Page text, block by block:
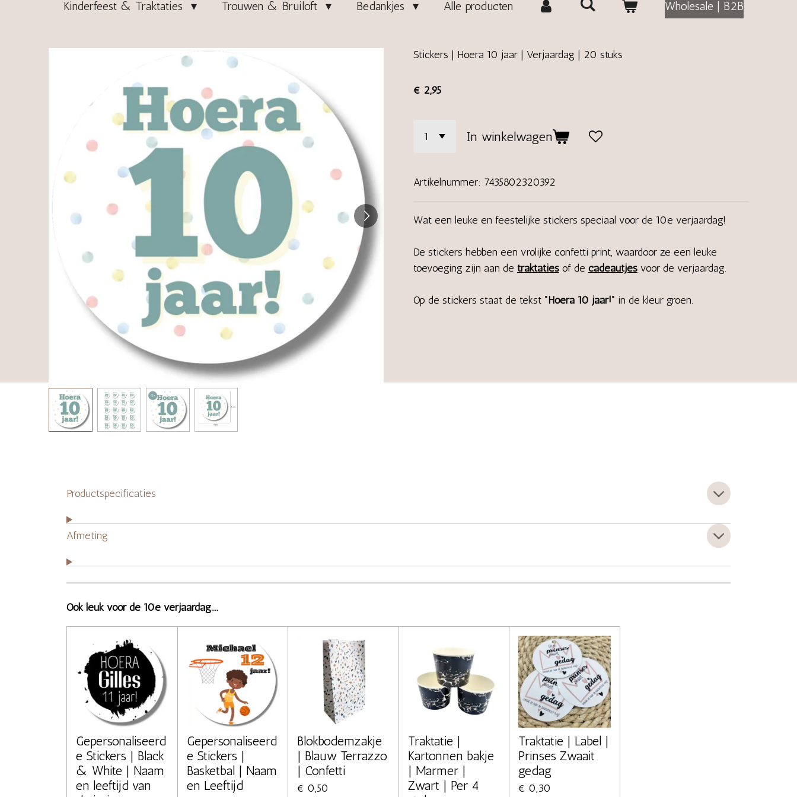
Kinderfeest & Traktaties Trouwen & Bruiloft Bedankjes Alle producten Wholesale | B2B
Stickers | Hoera 10 jaar | Verjaardag | 20 stuks
€ 2,95
In winkelwagen
Artikelnummer: 7435802320392
Wat een leuke en feestelijke stickers speciaal voor de 10e verjaardag!
De stickers hebben een vrolijke confetti print, waardoor ze een leuke
toevoeging zijn aan de traktaties of de cadeautjes voor de verjaardag.
Op de stickers staat de tekst "Hoera 10 jaar!" in de kleur groen.
Productspecificaties
Afmeting
Ook leuk voor de 10e verjaardag....
Gepersonaliseerd
e Stickers | Black
& White | Naam
en leeftijd van
Gepersonaliseerd
e Stickers |
Basketbal | Naam
en Leeftijd
Blokbodemzakje
| Blauw Terrazzo
| Confetti
€ 0,50
Traktatie |
Kartonnen bakje
| Marmer |
Zwart | Per 4
Traktatie | Label |
Prinses Zwaait
gedag
€ 0,30